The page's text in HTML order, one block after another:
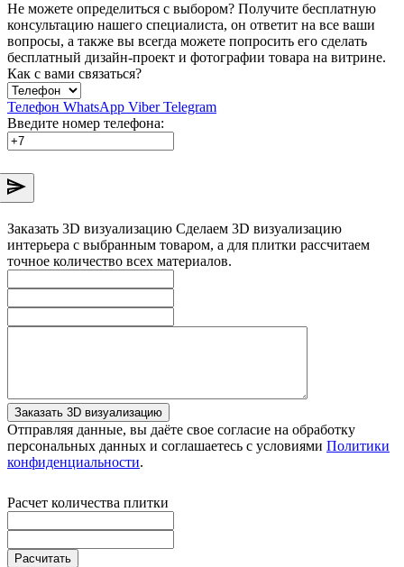
Не можете определиться с выбором? Получите бесплатную
консультацию нашего специалиста, он ответит на все ваши
вопросы, а также вы всегда можете попросить его сделать
бесплатный дизайн-проект и фотографии товара на витрине.
Как с вами связаться?
Телефон WhatsApp ViberTelegram
Введите номер телефона:
Заказать 3D визуализацию Сделаем 3D визуализацию
интерьера с выбранным товаром, а для плитки рассчитаем
точное количество всех материалов.
Заказать 3D визуализацию
Отправляя данные, вы даёте свое согласие на обработку
персональных данных и соглашаетесь с условиями Политики
конфиденциальности.
Расчет количества плитки
Расчитать